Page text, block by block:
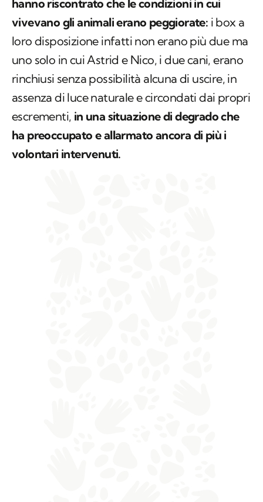
hanno riscontrato che le condizioni in cui
vivevano gli animali erano peggiorate: i box a
loro disposizione infatti non erano più due ma
uno solo in cui Astrid e Nico, i due cani, erano
rinchiusi senza possibilità alcuna di uscire, in
assenza di luce naturale e circondati dai propri
escrementi,in una situazione di degrado che
ha preoccupato e allarmato ancora di più i